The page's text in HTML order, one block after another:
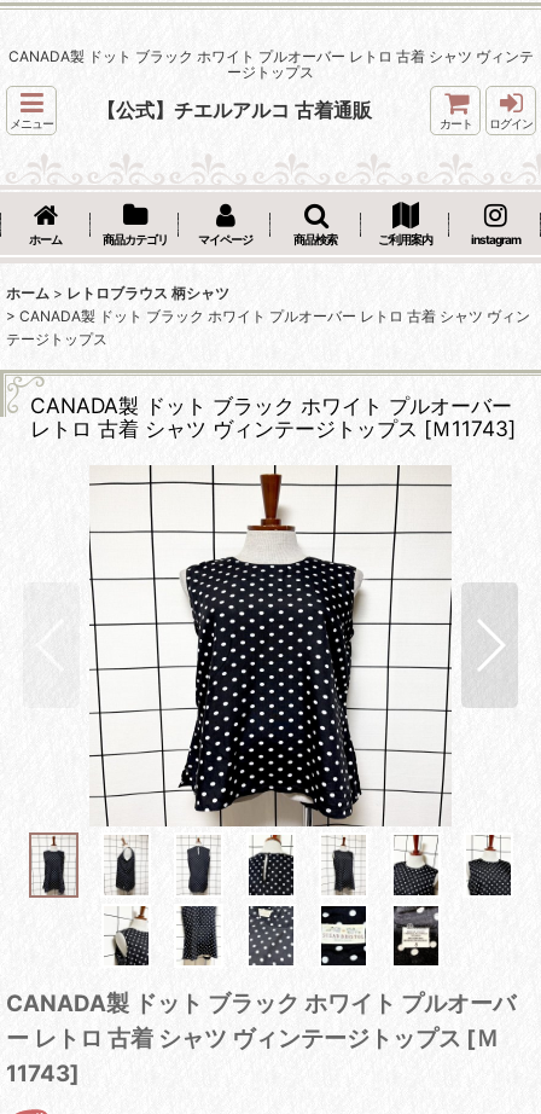
CANADA製 ドット ブラック ホワイト プルオーバー レトロ 古着 シャツ ヴィンテ
ージトップス
メニュー
【公式】チエルアルコ 古着通販
カート ログイン
ホーム 商品カテゴリ マイページ 商品検索 ご利用案内 instagram
ホーム > レトロブラウス 柄シャツ
> CANADA製 ドット ブラック ホワイト プルオーバー レトロ 古着 シャツ ヴィン
テージトップス
CANADA製 ドット ブラック ホワイト プルオーバー
レトロ 古着 シャツ ヴィンテージトップス [Ｍ11743]
CANADA製 ドット ブラック ホワイト プルオーバ
ー レトロ 古着 シャツ ヴィンテージトップス [Ｍ
11743]